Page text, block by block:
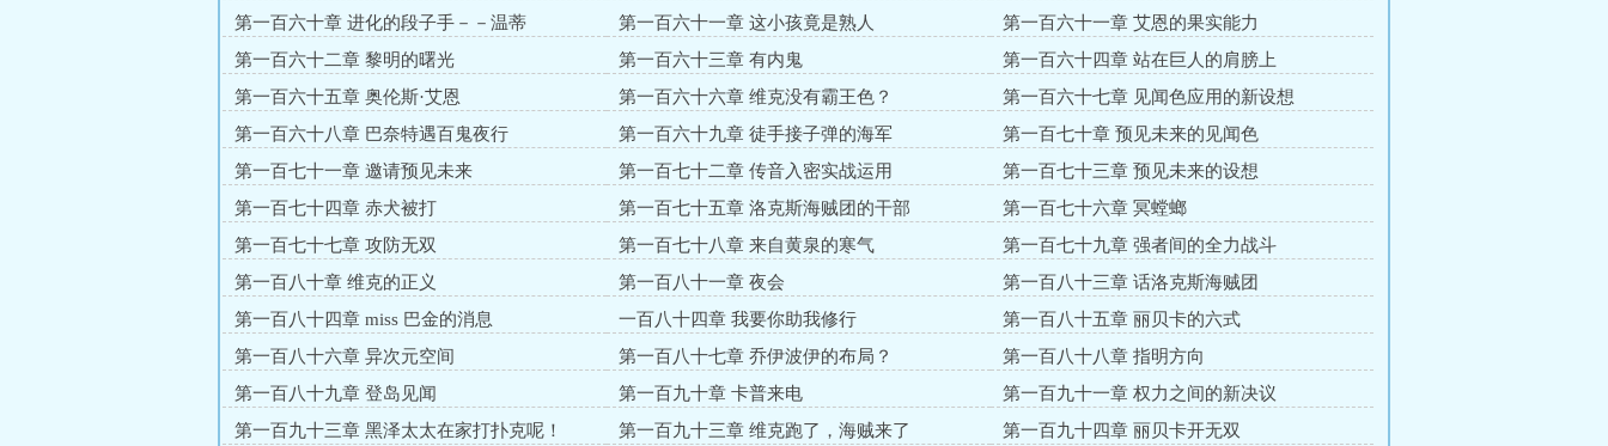
第一百六十章 进化的段子手－－温蒂
第一百六十一章 这小孩竟是熟人
第一百六十一章 艾恩的果实能力
第一百六十二章 黎明的曙光
第一百六十三章 有内鬼
第一百六十四章 站在巨人的肩膀上
第一百六十五章 奥伦斯·艾恩
第一百六十六章 维克没有霸王色？
第一百六十七章 见闻色应用的新设想
第一百六十八章 巴奈特遇百鬼夜行
第一百六十九章 徒手接子弹的海军
第一百七十章 预见未来的见闻色
第一百七十一章 邀请预见未来
第一百七十二章 传音入密实战运用
第一百七十三章 预见未来的设想
第一百七十四章 赤犬被打
第一百七十五章 洛克斯海贼团的干部
第一百七十六章 冥螳螂
第一百七十七章 攻防无双
第一百七十八章 来自黄泉的寒气
第一百七十九章 强者间的全力战斗
第一百八十章 维克的正义
第一百八十一章 夜会
第一百八十三章 话洛克斯海贼团
第一百八十四章 miss 巴金的消息
一百八十四章 我要你助我修行
第一百八十五章 丽贝卡的六式
第一百八十六章 异次元空间
第一百八十七章 乔伊波伊的布局？
第一百八十八章 指明方向
第一百八十九章 登岛见闻
第一百九十章 卡普来电
第一百九十一章 权力之间的新决议
第一百九十三章 黑泽太太在家打扑克呢！
第一百九十三章 维克跑了，海贼来了
第一百九十四章 丽贝卡开无双